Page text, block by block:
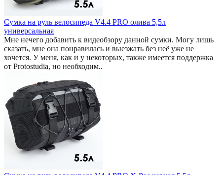
Сумка на руль велосипеда V4.4 PRO олива 5,5л
универсальная
Мне нечего добавить к видеобзору данной сумки. Могу лишь
сказать, мне она понравилась и выезжать без неё уже не
хочется. У меня, как и у некоторых, также имеется поддержка
от Protostudia, но необходим..